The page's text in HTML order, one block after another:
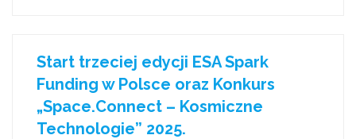
Start trzeciej edycji ESA Spark
Funding w Polsce oraz Konkurs
„Space.Connect – Kosmiczne
Technologie” 2025.